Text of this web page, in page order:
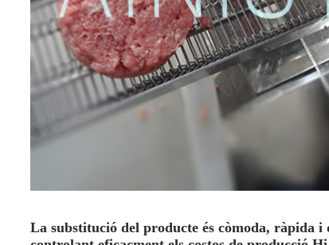
La substitució del producte és còmoda, ràpida